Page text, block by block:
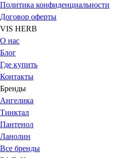
Политика конфиденциальности
Договор оферты
VIS HERB
О нас
Блог
Где купить
Контакты
Бренды
Ангелика
Тинктал
Пантенол
Ланолин
Все бренды